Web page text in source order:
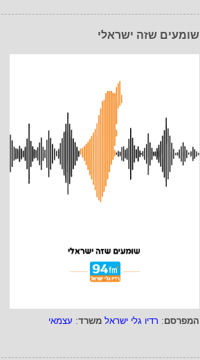
שומעים שזה ישראלי
המפרסם: רדיו גלי ישראל משרד: עצמאי